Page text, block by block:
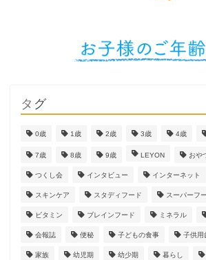
タグ
0歳 1歳 2歳 3歳 4歳
7歳 8歳 9歳 LEYON おや
つくし会 インタビュー インターネット
スキンケア スタディフード スーパーフ
ビタミン ブレインフード ミネラル
会報誌 便秘 子どもの食事 子供用
家族 幼児期 幼少期 暮らし